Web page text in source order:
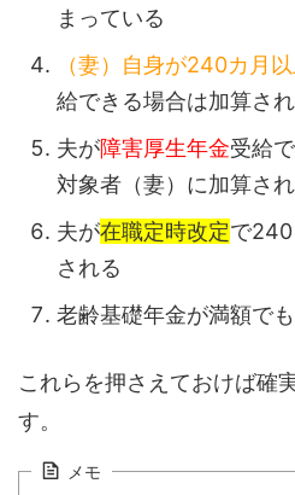
まっている
（妻）自身が240カ月
給できる場合は加算さ
夫が障害厚生年金受給
対象者（妻）に加算さ
夫が在職定時改定で
される
老齢基礎年金が満額で
これらを押さえておけば確
す。
メモ